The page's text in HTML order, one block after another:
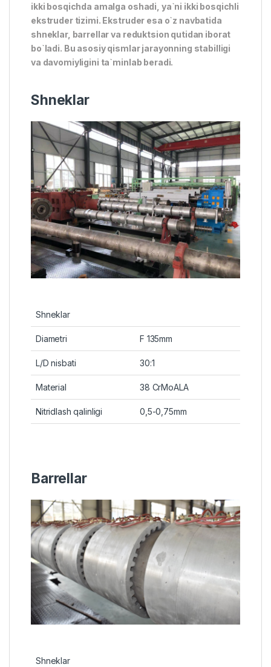
ikki bosqichda amalga oshadi, ya`ni ikki bosqichli
ekstruder tizimi. Ekstruder esa o`z navbatida
shneklar, barrellar va reduktsion qutidan iborat
bo`ladi. Bu asosiy qismlar jarayonning stabilligi
va davomiyligini ta`minlab beradi.
Shneklar
Shneklar
Diametri F 135mm
L/D nisbati 30:1
Material 38 CrMoALA
Nitridlash qalinligi 0,5-0,75mm
Barrellar
Shneklar